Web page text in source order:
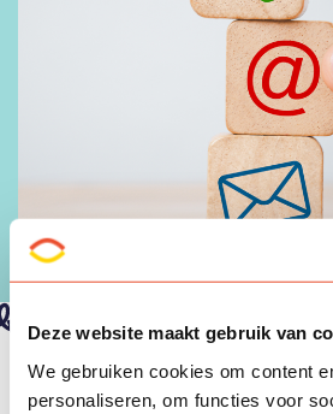
Deze website maakt gebruik van
We gebruiken cookies om content
personaliseren, om functies voor
Stuur een bericht